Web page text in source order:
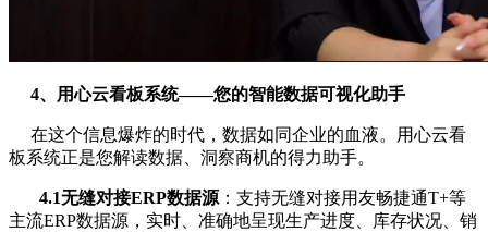
4、用心云看板系统——您的智能数据可视化助手
在这个信息爆炸的时代，数据如同企业的血液。用心云看
板系统正是您解读数据、洞察商机的得力助手。
4.1无缝对接ERP数据源 ：支持无缝对接用友畅捷通T+等
主流ERP数据源，实时、准确地呈现生产进度、库存状况、销